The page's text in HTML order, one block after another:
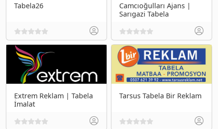
Tabela26
Camcıoğulları Ajans |
Sarıgazi Tabela
Extrem Reklam | Tabela
İmalat
Tarsus Tabela Bir Reklam